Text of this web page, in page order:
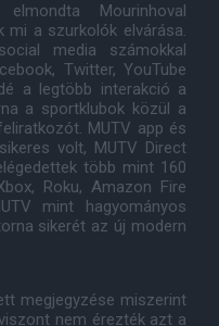
Mourinhoval
a szurkolók elvárása.
media számokkal
Twitter, YouTube
a legtöbb interakció a
a sportklubok közül a
MUTV app és
volt, MUTV Direct
több mint 160
Roku, Amazon Fire
mint hagyományos
sikerét az új modern
megjegyzése miszerint
nem érezték azt a